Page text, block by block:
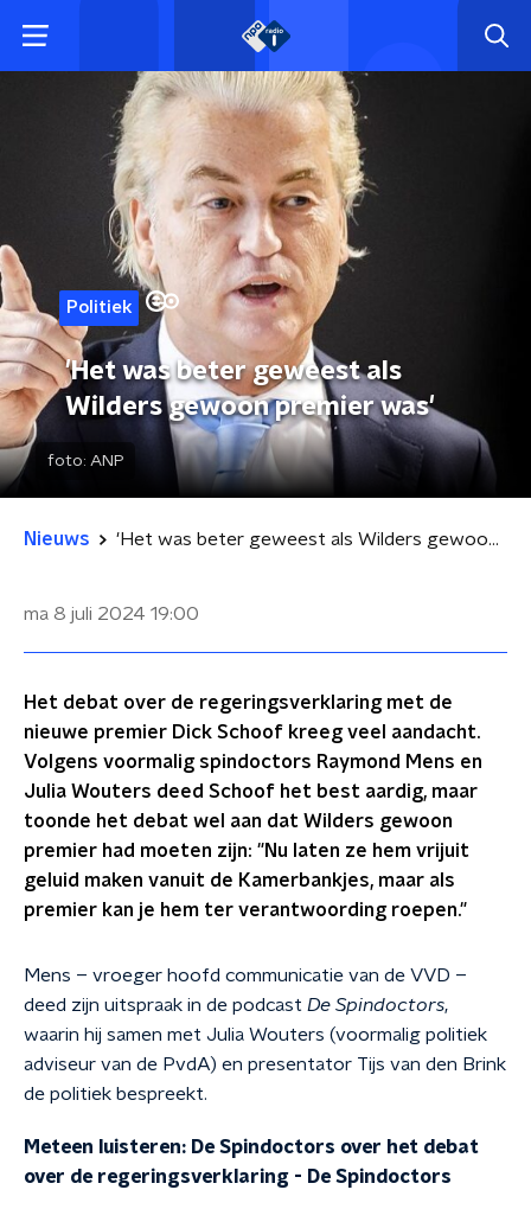
Politiek
'Het was beter geweest als
Wilders gewoon premier was'
foto: ANP
Nieuws 'Het was beter geweest als Wilders gewoon premier was'
ma 8 juli 2024 19:00
Het debat over de regeringsverklaring met de
nieuwe premier Dick Schoof kreeg veel aandacht.
Volgens voormalig spindoctors Raymond Mens en
Julia Wouters deed Schoof het best aardig, maar
toonde het debat wel aan dat Wilders gewoon
premier had moeten zijn: "Nu laten ze hem vrijuit
geluid maken vanuit de Kamerbankjes, maar als
premier kan je hem ter verantwoording roepen."
Mens – vroeger hoofd communicatie van de VVD –
deed zijn uitspraak in de podcast De Spindoctors,
waarin hij samen met Julia Wouters (voormalig politiek
adviseur van de PvdA) en presentator Tijs van den Brink
de politiek bespreekt.
Meteen luisteren: De Spindoctors over het debat
over de regeringsverklaring - De Spindoctors